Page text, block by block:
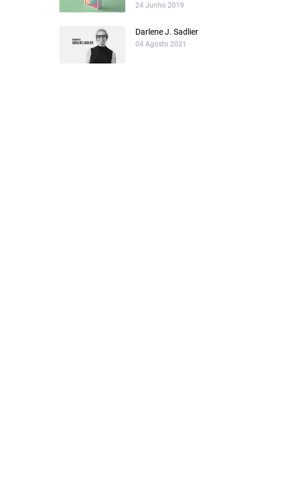
24 Junho 2019
Darlene J. Sadlier
04 Agosto 2021